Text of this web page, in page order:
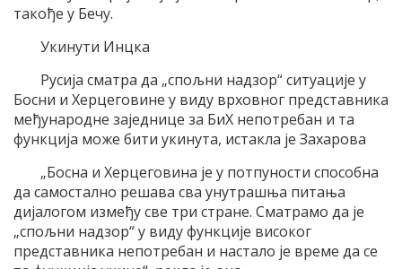
такође у Бечу.
Укинути Инцка
Русија сматра да „спољни надзор“ ситуације у
Босни и Херцеговине у виду врховног представника
међународне заједнице за БиХ непотребан и та
функција може бити укинута, истакла је Захарова
„Босна и Херцеговина је у потпуности способна
да самостално решава сва унутрашња питања
дијалогом између све три стране. Сматрамо да је
„спољни надзор“ у виду функције високог
представника непотребан и настало је време да се